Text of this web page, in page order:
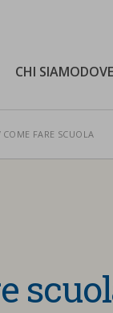
CHI SIAMO
nel sito
COME FARE SCUOLA